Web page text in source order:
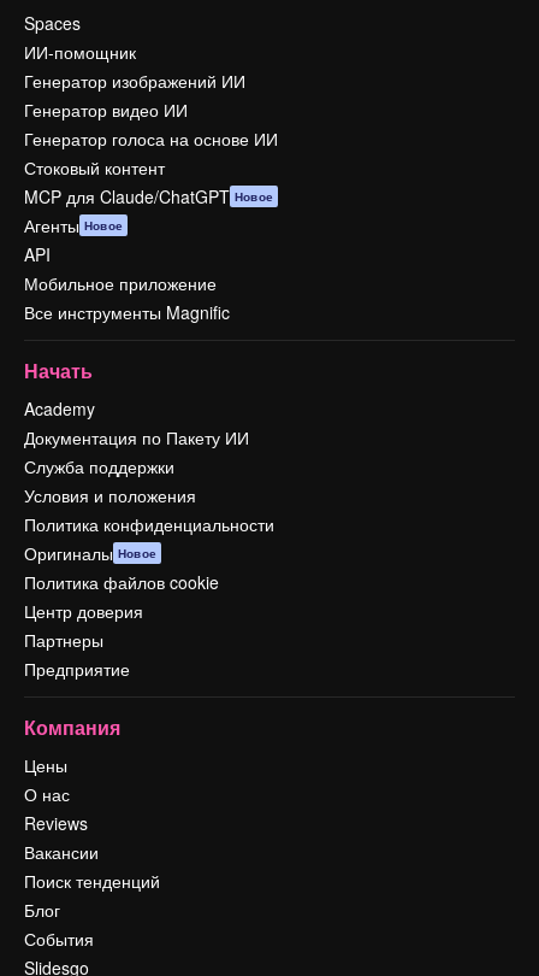
Spaces
ИИ-помощник
Генератор изображений ИИ
Генератор видео ИИ
Генератор голоса на основе ИИ
Стоковый контент
MCP для Claude/ChatGPT Новое
Агенты Новое
API
Мобильное приложение
Все инструменты Magnific
Начать
Academy
Документация по Пакету ИИ
Служба поддержки
Условия и положения
Политика конфиденциальности
Оригиналы Новое
Политика файлов cookie
Центр доверия
Партнеры
Предприятие
Компания
Цены
О нас
Reviews
Вакансии
Поиск тенденций
Блог
События
Slidesgo